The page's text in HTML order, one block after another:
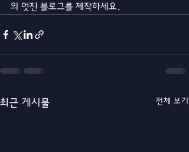
의 멋진 블로그를 제작하세요.
최근 게시물 전체 보기